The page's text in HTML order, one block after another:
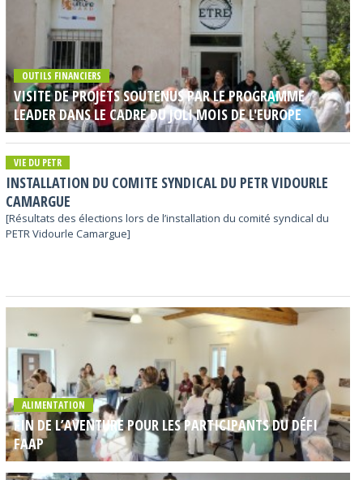
OUTILS FINANCIERS
VISITE DE PROJETS SOUTENUS PAR LE PROGRAMME
LEADER DANS LE CADRE DU JOLI MOIS DE L'EUROPE
VIE DU PETR
INSTALLATION DU COMITE SYNDICAL DU PETR VIDOURLE
CAMARGUE
[Résultats des élections lors de l’installation du comité syndical du
PETR Vidourle Camargue]
ALIMENTATION
FIN DE L’AVENTURE POUR LES PARTICIPANTS DU DÉFI
FAAP